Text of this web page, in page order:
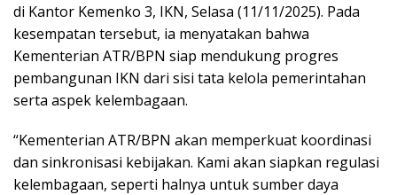
di Kantor Kemenko 3, IKN, Selasa (11/11/2025). Pada
kesempatan tersebut, ia menyatakan bahwa
Kementerian ATR/BPN siap mendukung progres
pembangunan IKN dari sisi tata kelola pemerintahan
serta aspek kelembagaan.
“Kementerian ATR/BPN akan memperkuat koordinasi
dan sinkronisasi kebijakan. Kami akan siapkan regulasi
kelembagaan, seperti halnya untuk sumber daya